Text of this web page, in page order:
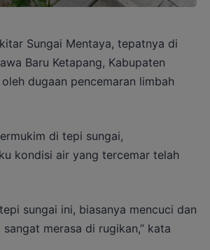
Sungai Mentaya, tepatnya di
Baru Ketapang, Kabupaten
dugaan pencemaran limbah
di tepi sungai,
kondisi air yang tercemar telah
sungai ini, biasanya mencuci dan
merasa di rugikan,” kata